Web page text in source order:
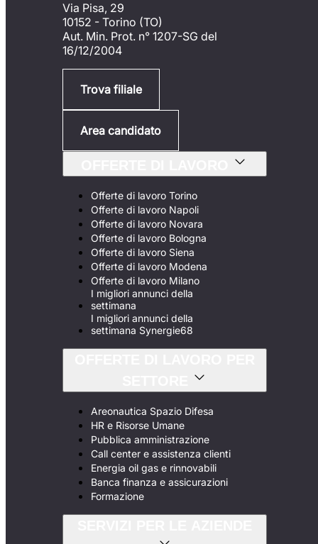
Via Pisa, 29
10152 - Torino (TO)
Aut. Min. Prot. n° 1207-SG del
16/12/2004
Trova filiale
Area candidato
Offerte di lavoro Torino
Offerte di lavoro Napoli
Offerte di lavoro Novara
Offerte di lavoro Bologna
Offerte di lavoro Siena
Offerte di lavoro Modena
Offerte di lavoro Milano
I migliori annunci della
settimana
I migliori annunci della
settimana Synergie68
Areonautica Spazio Difesa
HR e Risorse Umane
Pubblica amministrazione
Call center e assistenza clienti
Energia oil gas e rinnovabili
Banca finanza e assicurazioni
Formazione